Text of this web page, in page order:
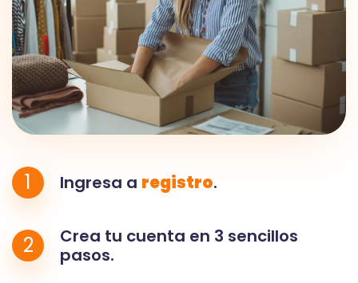
1 Ingresa a registro.
2
Crea tu cuenta en 3 sencillos
pasos.